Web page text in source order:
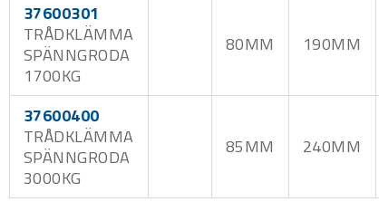
37600301
TRÅDKLÄMMA
SPÄNNGRODA
1700KG
80MM 190MM
37600400
TRÅDKLÄMMA
SPÄNNGRODA
3000KG
85MM 240MM